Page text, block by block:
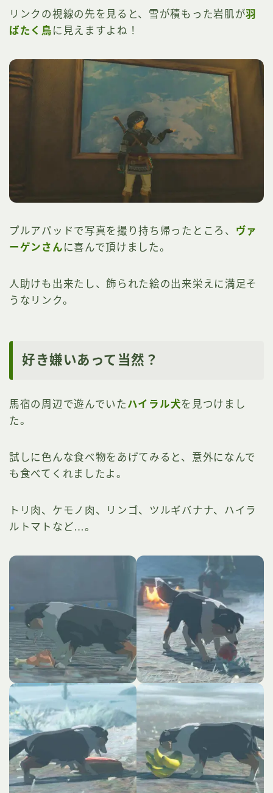
リンクの視線の先を見ると、雪が積もった岩肌が羽
ばたく鳥 に見えますよね！
プルアパッドで写真を撮り持ち帰ったところ、 ヴァ
ーゲンさん に喜んで頂けました。
人助けも出来たし、飾られた絵の出来栄えに満足そ
うなリンク。
好き嫌いあって当然？
馬宿の周辺で遊んでいた ハイラル犬を見つけまし
た。
試しに色んな食べ物をあげてみると、意外になんで
も食べてくれましたよ。
トリ肉、ケモノ肉、リンゴ、ツルギバナナ、ハイラ
ルトマトなど…。